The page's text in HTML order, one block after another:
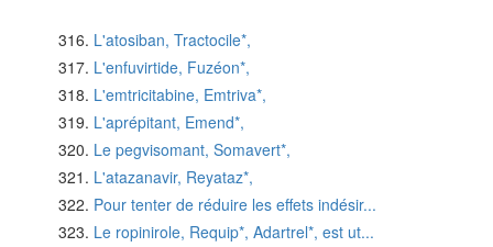
L'atosiban, Tractocile*,
L'enfuvirtide, Fuzéon*,
L'emtricitabine, Emtriva*,
L'aprépitant, Emend*,
Le pegvisomant, Somavert*,
L'atazanavir, Reyataz*,
Pour tenter de réduire les effets indésir...
Le ropinirole, Requip*, Adartrel*, est ut...